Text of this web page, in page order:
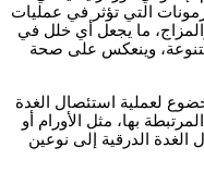
التي تؤثر في عمليات
والمزاج، ما يجعل أي خلل في
وينعكس على صحة
لعملية
استئصال الغدة
بها، مثل الأورام أو
الغدة الدرقية إلى نوعين